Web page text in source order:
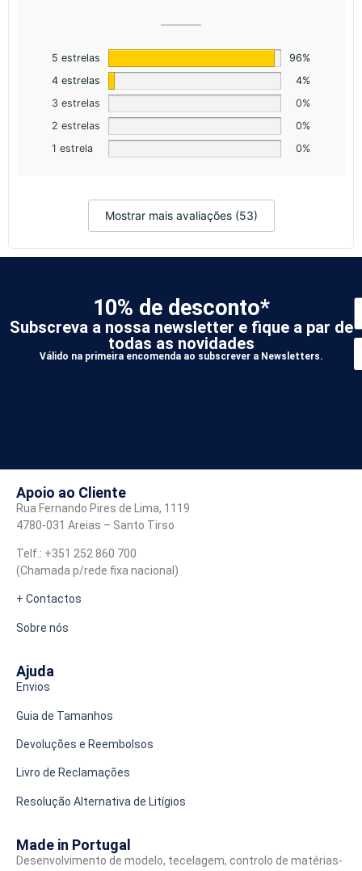
5 estrelas
96%
4 estrelas
4%
3 estrelas
0%
2 estrelas
0%
1 estrela
0%
Mostrar mais avaliações (53)
10% de desconto*
Subscreva a nossa newsletter e fique a par de
todas as novidades
Válido na primeira encomenda ao subscrever a Newsletters.
Apoio ao Cliente
Rua Fernando Pires de Lima, 1119
4780-031 Areias – Santo Tirso
Telf.: +351 252 860 700
(Chamada p/rede fixa nacional)
+ Contactos
Sobre nós
Ajuda
Envios
Guia de Tamanhos
Devoluções e Reembolsos
Livro de Reclamações
Resolução Alternativa de Litígios
Made in Portugal
Desenvolvimento de modelo, tecelagem, controlo de matérias-